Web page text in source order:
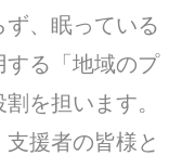
、眠っている
る「地域のプ
を担います。
援者の皆様と